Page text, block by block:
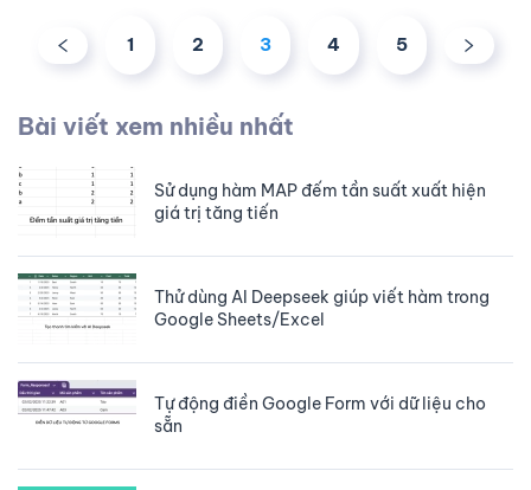
1 2 3 4 5
Bài viết xem nhiều nhất
Sử dụng hàm MAP đếm tần suất xuất hiện
giá trị tăng tiến
Thử dùng AI Deepseek giúp viết hàm trong
Google Sheets/Excel
Tự động điền Google Form với dữ liệu cho
sẵn